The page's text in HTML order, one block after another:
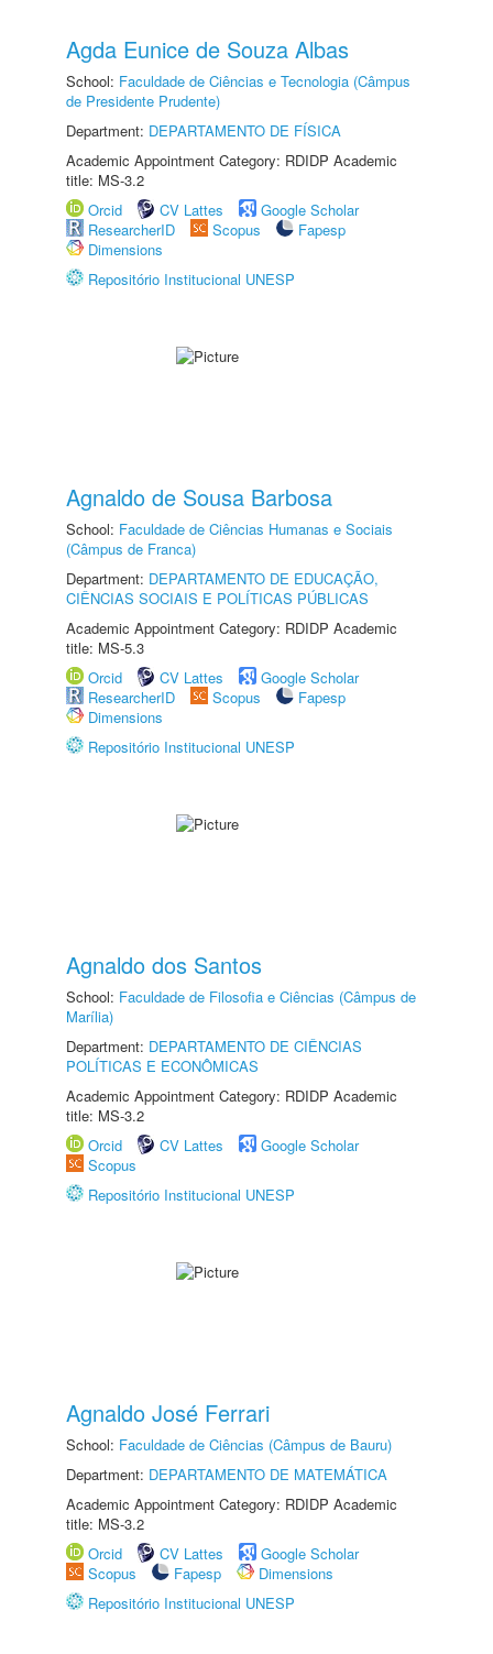
Agda Eunice de Souza Albas
School: Faculdade de Ciências e Tecnologia (Câmpus
de Presidente Prudente)
Department: DEPARTAMENTO DE FÍSICA
Academic Appointment Category: RDIDP Academic
title: MS-3.2
Orcid
CV Lattes
Google Scholar
ResearcherID
Scopus
Fapesp
Dimensions
Repositório Institucional UNESP
Agnaldo de Sousa Barbosa
School: Faculdade de Ciências Humanas e Sociais
(Câmpus de Franca)
Department: DEPARTAMENTO DE EDUCAÇÃO,
CIÊNCIAS SOCIAIS E POLÍTICAS PÚBLICAS
Academic Appointment Category: RDIDP Academic
title: MS-5.3
Orcid
CV Lattes
Google Scholar
ResearcherID
Scopus
Fapesp
Dimensions
Repositório Institucional UNESP
Agnaldo dos Santos
School: Faculdade de Filosofia e Ciências (Câmpus de
Marília)
Department: DEPARTAMENTO DE CIÊNCIAS
POLÍTICAS E ECONÔMICAS
Academic Appointment Category: RDIDP Academic
title: MS-3.2
Orcid
CV Lattes
Google Scholar
Scopus
Repositório Institucional UNESP
Agnaldo José Ferrari
School: Faculdade de Ciências (Câmpus de Bauru)
Department: DEPARTAMENTO DE MATEMÁTICA
Academic Appointment Category: RDIDP Academic
title: MS-3.2
Orcid
CV Lattes
Google Scholar
Scopus
Fapesp
Dimensions
Repositório Institucional UNESP